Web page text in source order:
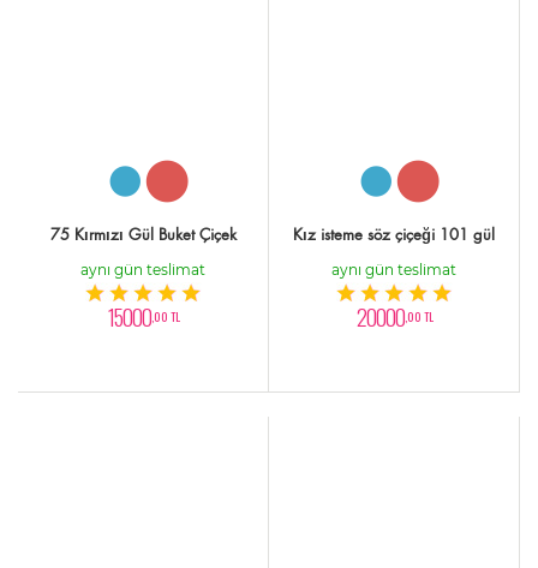
75 Kırmızı Gül Buket Çiçek
aynı gün teslimat
15000,00 TL
Kız isteme söz çiçeği 101 gül
aynı gün teslimat
20000,00 TL